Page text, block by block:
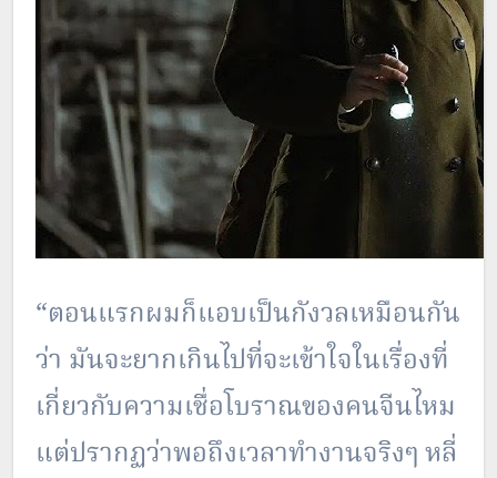
“ตอนแรกผมก็แอบเป็นกังวลเหมือนกัน
ว่า มันจะยากเกินไปที่จะเข้าใจในเรื่องที่
เกี่ยวกับความเชื่อโบราณของคนจีนไหม
แต่ปรากฏว่าพอถึงเวลาทำงานจริงๆ หลี่